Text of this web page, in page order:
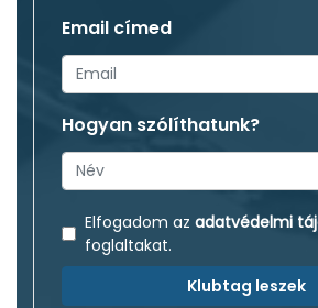
Email címed
Hogyan szólíthatunk?
Elfogadom az adatvédelmi
foglaltakat.
Klubtag leszek